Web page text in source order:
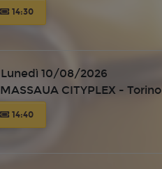
14:30
Lunedì 10/08/2026
MASSAUA CITYPLEX - Torino
14:40